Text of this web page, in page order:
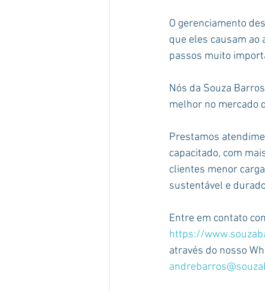
O gerenciamento
que eles causam
passos muito
Nós da Souza
melhor no mercado
Prestamos
capacitado, com
clientes menor
sustentável e
Entre em contato
https://
através do nosso